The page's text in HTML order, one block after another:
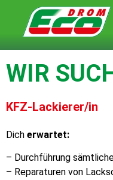
WIR
KFZ-Lackierer/in
Dich erwartet:
– Durchführung
– Reparaturen von